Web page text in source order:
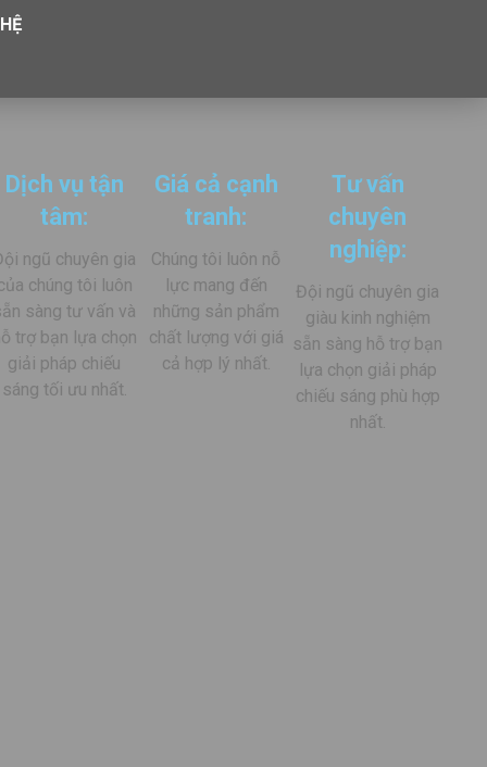
Dịch vụ tận
tâm:
ngũ chuyên gia
chúng tôi luôn
sàng tư vấn và
trợ bạn lựa chọn
giải pháp chiếu
sáng tối ưu nhất.
Giá cả cạnh
tranh:
Chúng tôi luôn nỗ
lực mang đến
những sản phẩm
chất lượng với giá
cả hợp lý nhất.
Tư vấn
chuyên
nghiệp:
Đội ngũ chuyên gia
giàu kinh nghiệm
sẵn sàng hỗ trợ bạn
lựa chọn giải pháp
chiếu sáng phù hợp
nhất.